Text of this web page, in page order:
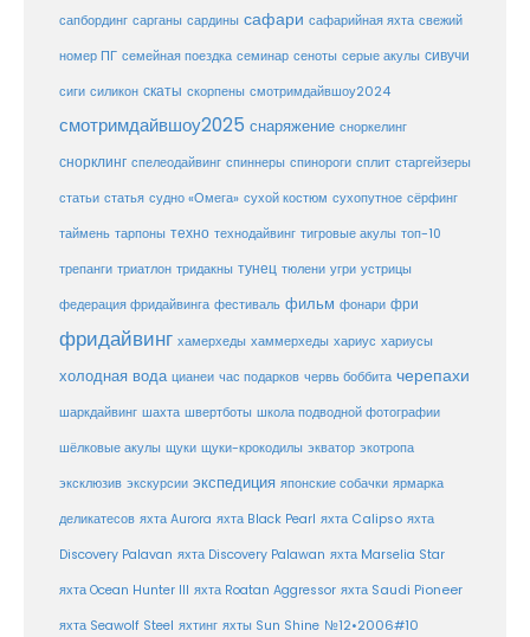
сапбординг сарганы сардины сафари сафарийная яхта свежий
номер ПГ семейная поездка семинар сеноты серые акулы сивучи
сиги силикон скаты скорпены смотримдайвшоу2024
смотримдайвшоу2025 снаряжение сноркелинг
снорклинг спелеодайвинг спиннеры спинороги сплит старгейзеры
статьи статья судно «Омега» сухой костюм сухопутное сёрфинг
таймень тарпоны техно технодайвинг тигровые акулы топ-10
трепанги триатлон тридакны тунец тюлени угри устрицы
федерация фридайвинга фестиваль фильм фонари фри
фридайвинг хамерхеды хаммерхеды хариус хариусы
холодная вода цианеи час подарков червь боббита черепахи
шаркдайвинг шахта швертботы школа подводной фотографии
шёлковые акулы щуки щуки-крокодилы экватор экотропа
эксклюзив экскурсии экспедиция японские собачки ярмарка
деликатесов яхта Aurora яхта Black Pearl яхта Calipso яхта
Discovery Palavan яхта Discovery Palawan яхта Marselia Star
яхта Ocean Hunter III яхта Roatan Aggressor яхта Saudi Pioneer
яхта Seawolf Steel яхтинг яхты Sun Shine №12•2006#10